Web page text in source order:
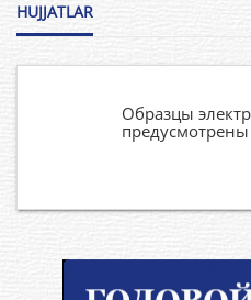
HUJJATLAR
Образцы
предусмотрены